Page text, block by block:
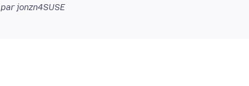
par jonzn4SUSE